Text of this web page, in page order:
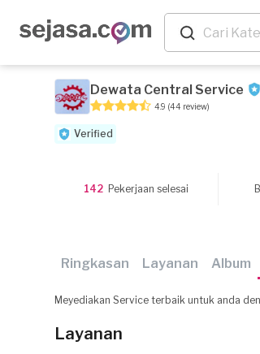
Dewata Central Service
4.9 (44 review)
Verified
142Pekerjaan selesai
Ringkasan Layanan Album
Meyediakan Service terbaik untuk anda
Layanan